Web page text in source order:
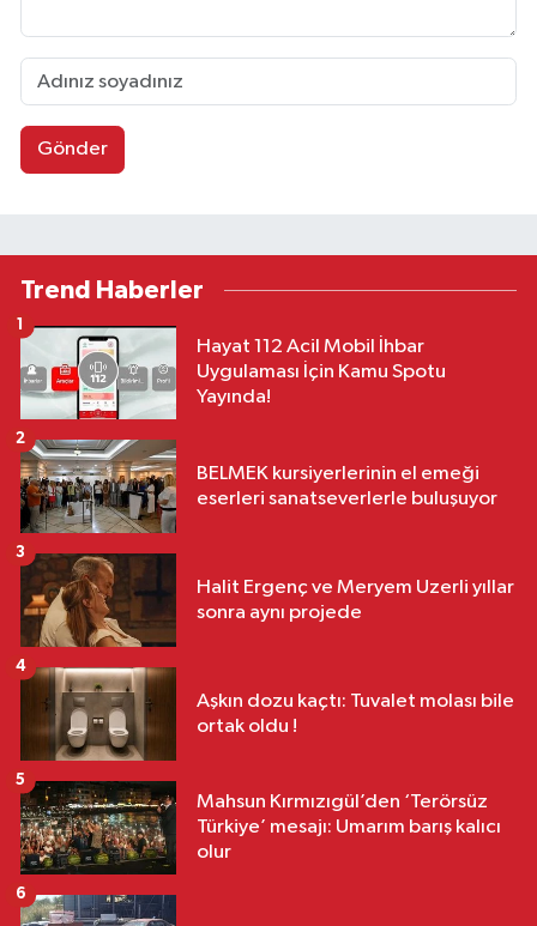
Gönder
Trend Haberler
Hayat 112 Acil Mobil İhbar
Uygulaması İçin Kamu Spotu
Yayında!
1
BELMEK kursiyerlerinin el emeği
eserleri sanatseverlerle buluşuyor
2
Halit Ergenç ve Meryem Uzerli yıllar
sonra aynı projede
3
Aşkın dozu kaçtı: Tuvalet molası bile
ortak oldu !
4
Mahsun Kırmızıgül’den ‘Terörsüz
Türkiye’ mesajı: Umarım barış kalıcı
olur
5
6